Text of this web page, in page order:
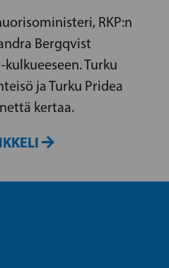
RKP:n
Bergqvist
Turku
ja Turku Pridea
kertaa.